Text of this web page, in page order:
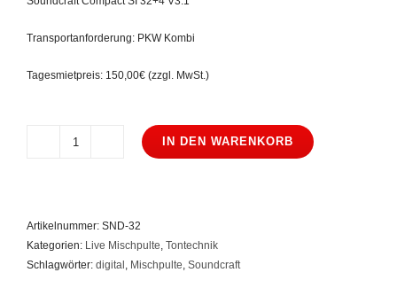
Transportanforderung: PKW Kombi
Tagesmietpreis: 150,00€ (zzgl. MwSt.)
Soundcraft
Menge
IN DEN WARENKORB
Artikelnummer: SND-32
Kategorien: Live Mischpulte, Tontechnik
Schlagwörter: digital , Mischpulte, Soundcraft